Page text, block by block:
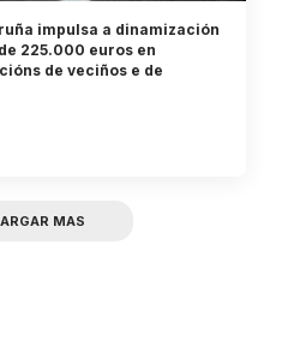
impulsa a dinamización
225.000 euros en
de veciños e de
MAS